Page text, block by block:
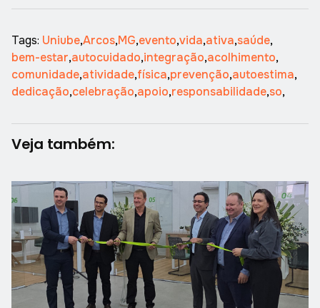
Tags: Uniube,Arcos,MG,evento,vida,ativa,saúde,
bem-estar,autocuidado,integração,acolhimento,
comunidade,atividade,física,prevenção,autoestima,
dedicação,celebração,apoio,responsabilidade,so,
Veja também: